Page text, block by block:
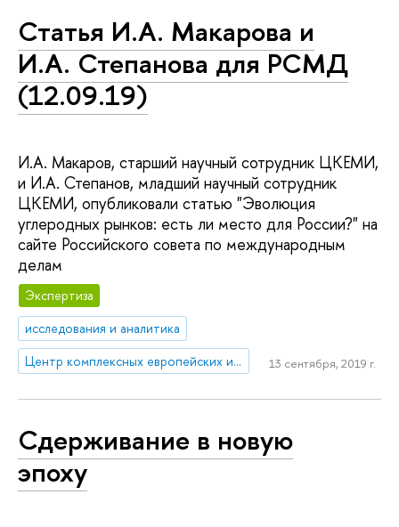
Статья И.А. Макарова и
И.А. Степанова для РСМД
(12.09.19)
И.А. Макаров, старший научный сотрудник ЦКЕМИ,
и И.А. Степанов, младший научный сотрудник
ЦКЕМИ, опубликовали статью "Эволюция
углеродных рынков: есть ли место для России?" на
сайте Российского совета по международным
делам
Экспертиза
исследования и аналитика
Центр комплексных европейских и международных исследований (ЦКЕМИ)
13 сентября, 2019 г.
Сдерживание в новую
эпоху